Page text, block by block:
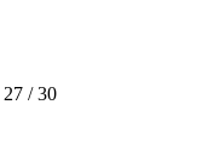
27 / 30